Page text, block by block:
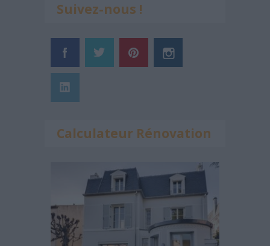
Suivez-nous !
Calculateur Rénovation